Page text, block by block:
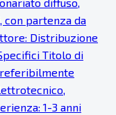
diffuso,
con partenza da
Distribuzione
Titolo di
1-3 anni